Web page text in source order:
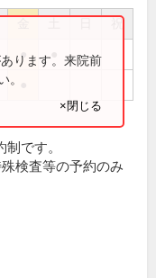
祝
●
ります。来院前
。
×閉じる
です。
検査等の予約のみ